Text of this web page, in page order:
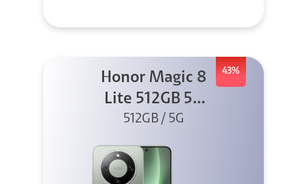
43%
Honor Magic 8
Lite 512GB 5G
Verde
512GB / 5G